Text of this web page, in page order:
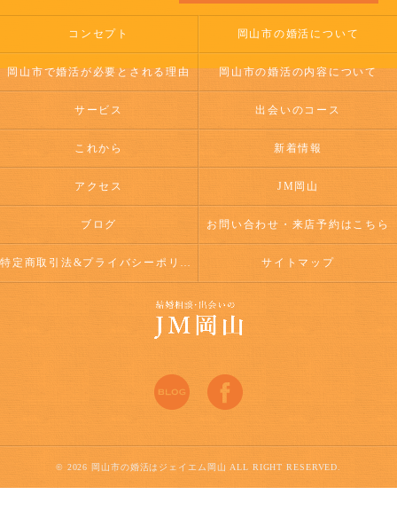
コンセプト 岡山市の婚活について
岡山市で婚活が必要とされる理由 岡山市の婚活の内容について
サービス 出会いのコース
これから 新着情報
アクセス JM岡山
ブログ お問い合わせ・来店予約はこちら
特定商取引法&プライバシーポリシー サイトマップ
© 2026 岡山市の婚活はジェイエム岡山 ALL RIGHT RESERVED.